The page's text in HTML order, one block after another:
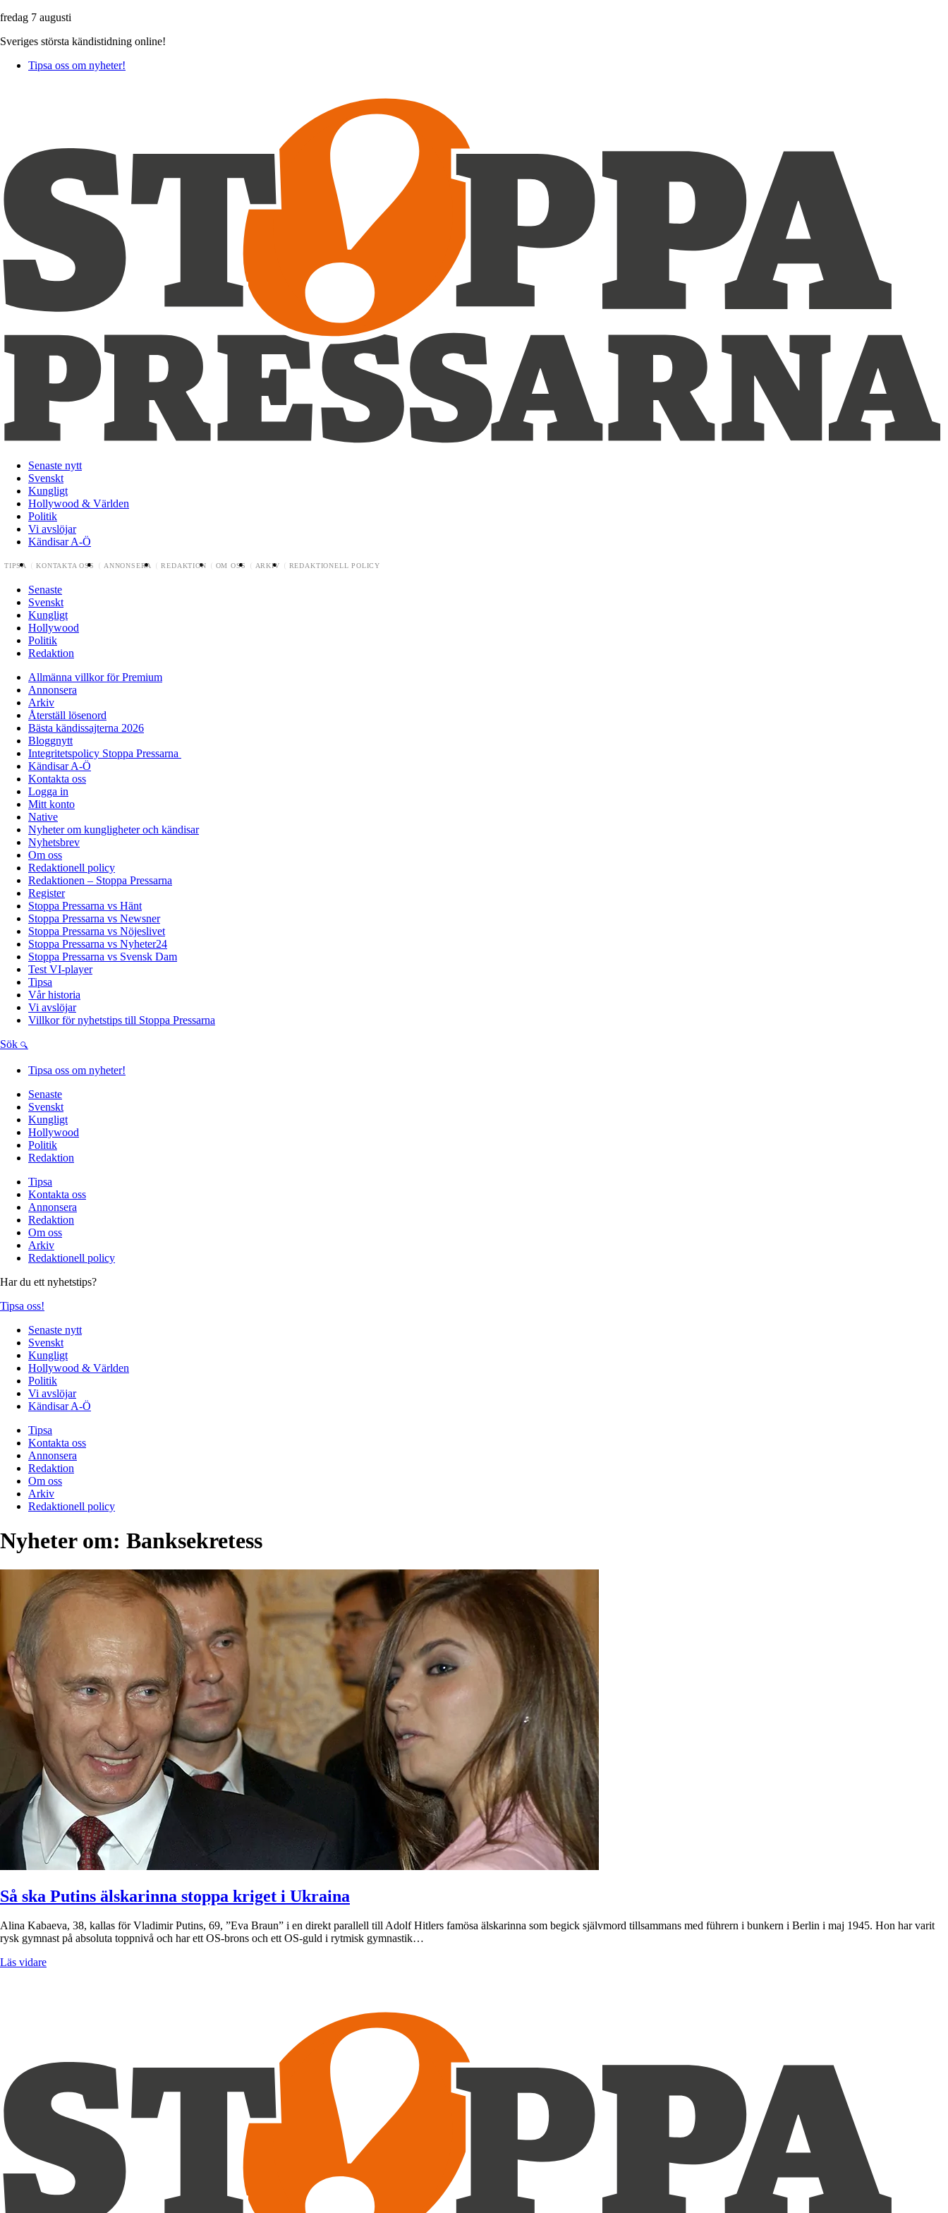
fredag 7 augusti
Sveriges största kändistidning online!
Tipsa oss om nyheter!
Senaste nytt
Svenskt
Kungligt
Hollywood & Världen
Politik
Vi avslöjar
Kändisar A-Ö
TIPSA KONTAKTA OSS ANNONSERA REDAKTION OM OSS ARKIV REDAKTIONELL POLICY
Senaste
Svenskt
Kungligt
Hollywood
Politik
Redaktion
Allmänna villkor för Premium
Annonsera
Arkiv
Återställ lösenord
Bästa kändissajterna 2026
Bloggnytt
Integritetspolicy Stoppa Pressarna
Kändisar A-Ö
Kontakta oss
Logga in
Mitt konto
Native
Nyheter om kungligheter och kändisar
Nyhetsbrev
Om oss
Redaktionell policy
Redaktionen – Stoppa Pressarna
Register
Stoppa Pressarna vs Hänt
Stoppa Pressarna vs Newsner
Stoppa Pressarna vs Nöjeslivet
Stoppa Pressarna vs Nyheter24
Stoppa Pressarna vs Svensk Dam
Test VI-player
Tipsa
Vår historia
Vi avslöjar
Villkor för nyhetstips till Stoppa Pressarna
Sök
Tipsa oss om nyheter!
Senaste
Svenskt
Kungligt
Hollywood
Politik
Redaktion
Tipsa
Kontakta oss
Annonsera
Redaktion
Om oss
Arkiv
Redaktionell policy
Har du ett nyhetstips?
Tipsa oss!
Senaste nytt
Svenskt
Kungligt
Hollywood & Världen
Politik
Vi avslöjar
Kändisar A-Ö
Tipsa
Kontakta oss
Annonsera
Redaktion
Om oss
Arkiv
Redaktionell policy
Nyheter om: Banksekretess
Så ska Putins älskarinna stoppa kriget i Ukraina
Alina Kabaeva, 38, kallas för Vladimir Putins, 69, ”Eva Braun” i en direkt parallell till Adolf Hitlers famösa älskarinna som begick självmord tillsammans med führern i bunkern i Berlin i maj 1945. Hon har varit
rysk gymnast på absoluta toppnivå och har ett OS-brons och ett OS-guld i rytmisk gymnastik…
Läs vidare